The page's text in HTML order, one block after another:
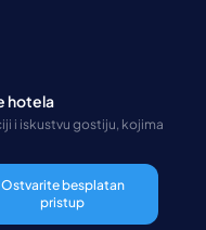
hotela
i iskustvu gostiju, kojima
Ostvarite besplatan
pristup